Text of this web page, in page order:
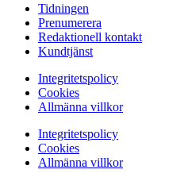
Tidningen
Prenumerera
Redaktionell kontakt
Kundtjänst
Integritetspolicy
Cookies
Allmänna villkor
Integritetspolicy
Cookies
Allmänna villkor